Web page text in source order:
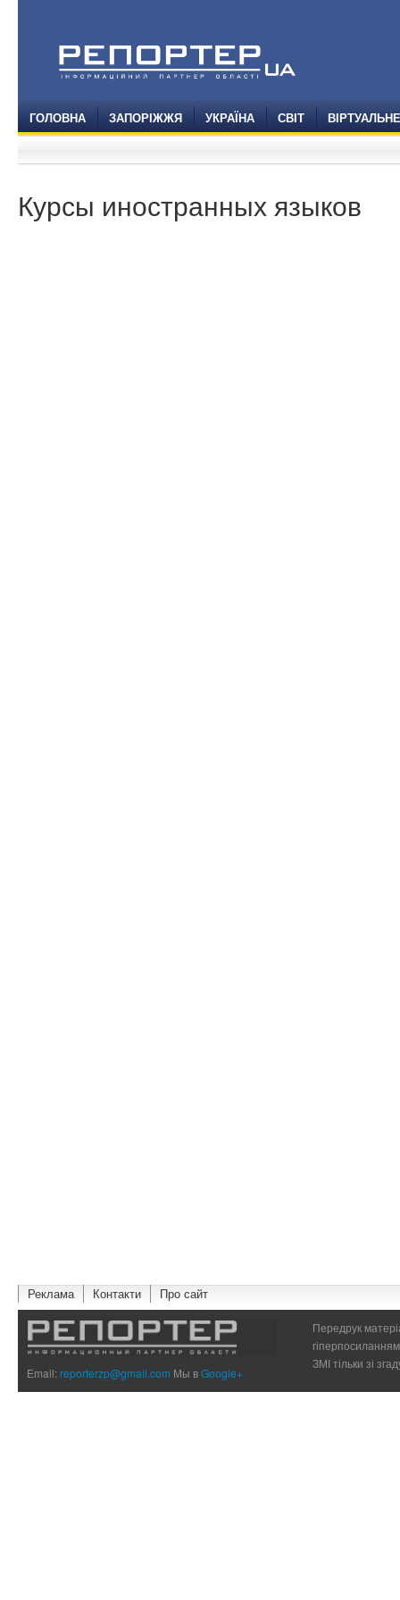
ГОЛОВНА ЗАПОРІЖЖЯ УКРАЇНА СВІТ
Курсы иностранных языков
Реклама Контакти Про сайт
Email:reporterzp@gmail.com Мы вGoogle+
Передрук
ЗМІ тільки зі